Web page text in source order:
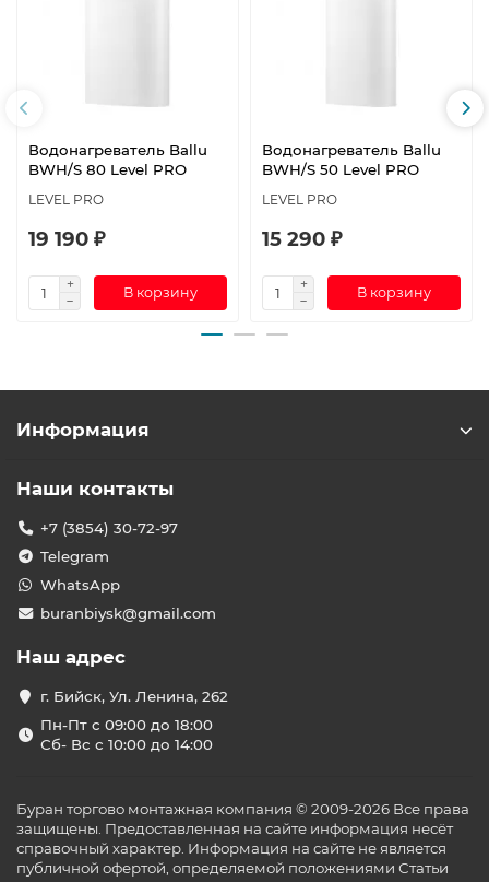
Водонагреватель Ballu
BWH/S 80 Level PRO
LEVEL PRO
19 190 ₽
В корзину
Водонагреватель Ballu
BWH/S 50 Level PRO
LEVEL PRO
15 290 ₽
В корзину
Информация
Наши контакты
+7 (3854) 30-72-97
Telegram
WhatsApp
buranbiysk@gmail.com
Наш адрес
г. Бийск, Ул. Ленина, 262
Пн-Пт с 09:00 до 18:00
Сб- Вс с 10:00 до 14:00
Буран торгово монтажная компания © 2009-2026 Все права
защищены. Предоставленная на сайте информация несёт
справочный характер. Информация на сайте не является
публичной офертой, определяемой положениями Статьи